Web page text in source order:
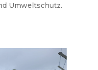
Umweltschutz.